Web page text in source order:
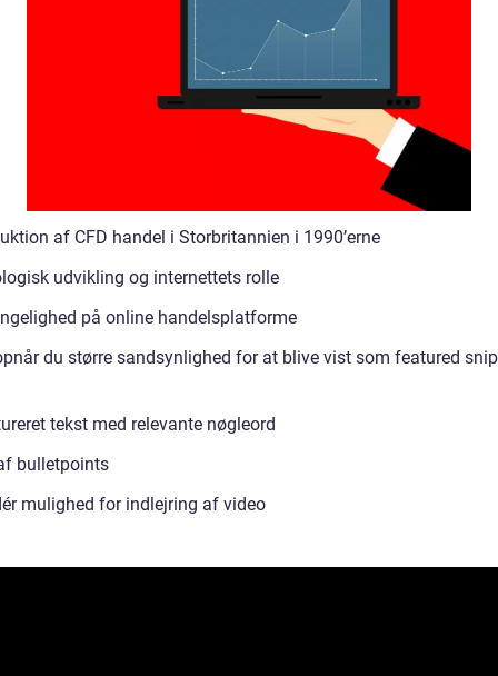
af CFD handel i Storbritannien i 1990’erne
udvikling og internettets rolle
på online handelsplatforme
du større sandsynlighed for at blive vist som featured
tekst med relevante nøgleord
bulletpoints
mulighed for indlejring af video